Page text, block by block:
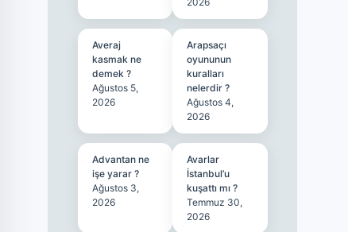
Averaj
kasmak ne
demek ?
Ağustos 5,
2026
Arapsaçı
oyununun
kuralları
nelerdir ?
Ağustos 4,
2026
Advantan ne
işe yarar ?
Ağustos 3,
2026
Avarlar
İstanbul’u
kuşattı mı ?
Temmuz 30,
2026